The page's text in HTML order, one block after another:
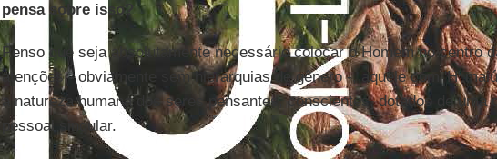
pensa sobre isso?
Penso que seja absolutamente necessário colocar o Homem no centro
atenções - obviamente sem hierarquias de gênero -, aquele com 'H'
a natureza humana dos seres pensantes, conscientes, dotados de uma
pessoal singular.